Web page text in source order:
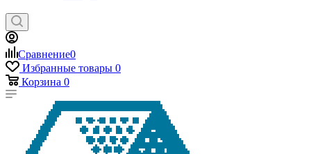
Сравнение0
Избранные товары 0
Корзина 0